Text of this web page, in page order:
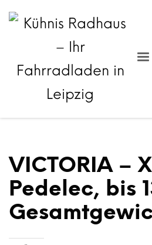
VICTORIA –
Pedelec, bis